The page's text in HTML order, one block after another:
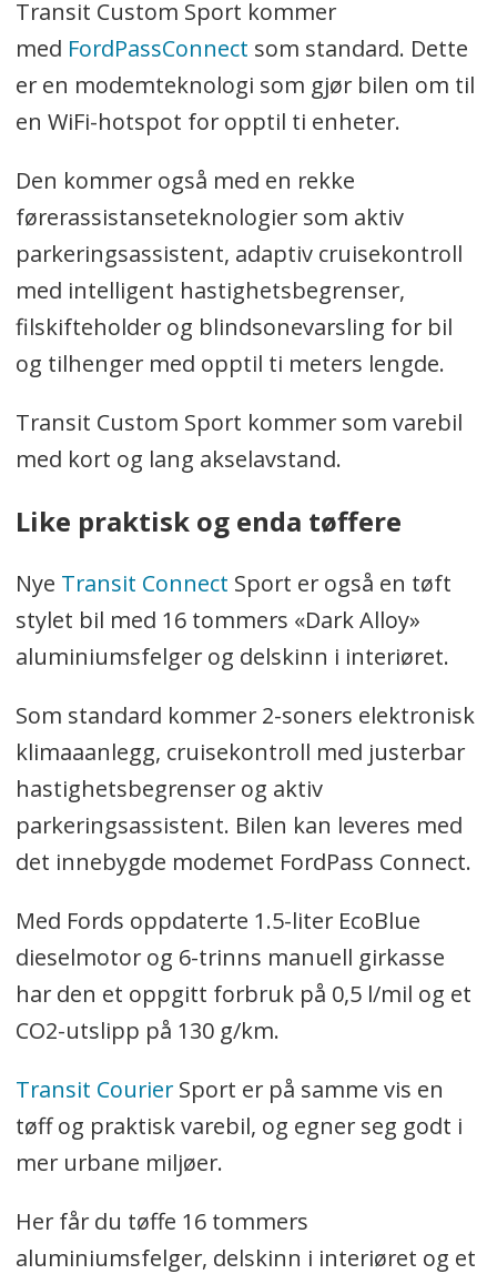
Transit Custom Sport kommer
med FordPassConnect som standard. Dette
er en modemteknologi som gjør bilen om til
en WiFi-hotspot for opptil ti enheter.
Den kommer også med en rekke
førerassistanseteknologier som aktiv
parkeringsassistent, adaptiv cruisekontroll
med intelligent hastighetsbegrenser,
filskifteholder og blindsonevarsling for bil
og tilhenger med opptil ti meters lengde.
Transit Custom Sport kommer som varebil
med kort og lang akselavstand.
Like praktisk og enda tøffere
Nye Transit Connect Sport er også en tøft
stylet bil med 16 tommers «Dark Alloy»
aluminiumsfelger og delskinn i interiøret.
Som standard kommer 2-soners elektronisk
klimaaanlegg, cruisekontroll med justerbar
hastighetsbegrenser og aktiv
parkeringsassistent. Bilen kan leveres med
det innebygde modemet FordPass Connect.
Med Fords oppdaterte 1.5-liter EcoBlue
dieselmotor og 6-trinns manuell girkasse
har den et oppgitt forbruk på 0,5 l/mil og et
CO2-utslipp på 130 g/km.
Transit CourierSport er på samme vis en
tøff og praktisk varebil, og egner seg godt i
mer urbane miljøer.
Her får du tøffe 16 tommers
aluminiumsfelger, delskinn i interiøret og et